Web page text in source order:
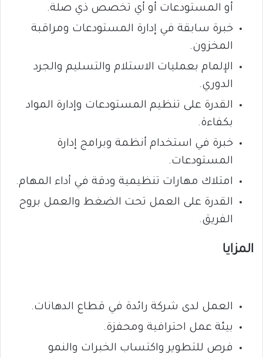
أو المستودعات أو أي تخصص ذي صلة.
خبرة سابقة في إدارة المستودعات ومراقبة
المخزون.
الإلمام بعمليات الاستلام والتسليم والجرد
الدوري.
القدرة على تنظيم المستودعات وإدارة المواد
بكفاءة.
خبرة في استخدام أنظمة وبرامج إدارة
المستودعات.
امتلاك مهارات تنظيمية ودقة في أداء المهام.
القدرة على العمل تحت الضغط والعمل بروح
الفريق.
المزايا
العمل لدى شركة رائدة في قطاع الدهانات.
بيئة عمل احترافية ومحفزة.
فرص للتطوير واكتساب الخبرات والنمو